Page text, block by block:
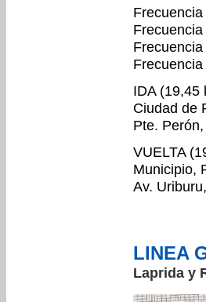
IDA (19,45
Ciudad de
Pte.
VUELTA
Municipio,
Av.
LINEA
Laprida y